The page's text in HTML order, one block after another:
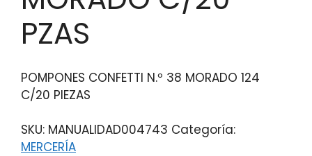
PZAS
POMPONES CONFETTI N.º 38 MORADO 124
C/20 PIEZAS
SKU: MANUALIDAD004743 Categoría:
MERCERÍA